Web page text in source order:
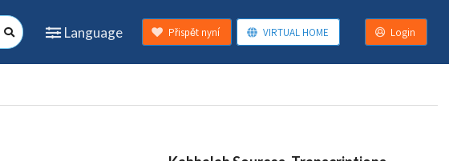
Language Přispět nyní VIRTUAL HOME Login